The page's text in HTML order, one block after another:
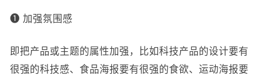
❶ 加强氛围感
即把产品或主题的属性加强，比如科技产品的设计要有
很强的科技感、食品海报要有很强的食欲、运动海报要